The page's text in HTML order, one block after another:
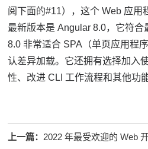
阅下面的#11），这个 Web 应用
最新版本是 Angular 8.0，它符合
8.0 非常适合 SPA（单页应用程
认差异加载。 它还拥有选择加入
性、改进 CLI 工作流程和其他功
上一篇： 2022 年最受欢迎的 Web